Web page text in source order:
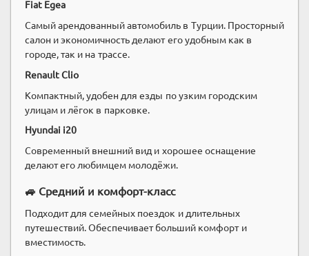
Fiat Egea
Самый арендованный автомобиль в Турции. Просторный
салон и экономичность делают его удобным как в
городе, так и на трассе.
Renault Clio
Компактный, удобен для езды по узким городским
улицам и лёгок в парковке.
Hyundai i20
Современный внешний вид и хорошее оснащение
делают его любимцем молодёжи.
🚙 Средний и комфорт-класс
Подходит для семейных поездок и длительных
путешествий. Обеспечивает больший комфорт и
вместимость.